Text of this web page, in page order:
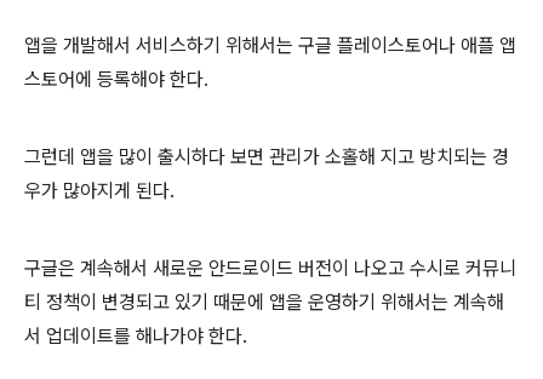
앱을 개발해서 서비스하기 위해서는 구글 플레이스토어나 애플 앱
스토어에 등록해야 한다.
그런데 앱을 많이 출시하다 보면 관리가 소홀해 지고 방치되는 경
우가 많아지게 된다.
구글은 계속해서 새로운 안드로이드 버전이 나오고 수시로 커뮤니
티 정책이 변경되고 있기 때문에 앱을 운영하기 위해서는 계속해
서 업데이트를 해나가야 한다.